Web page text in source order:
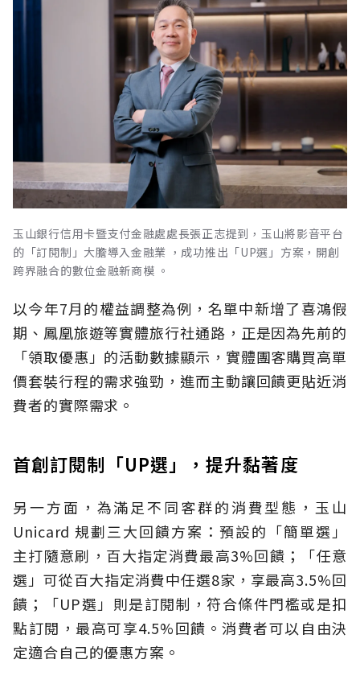
玉山銀行信用卡暨支付金融處處長張正志提到，玉山將影音平台
的「訂閱制」大膽導入金融業 ，成功推出「UP選」方案，開創
跨界融合的數位金融新商模 。
以今年7月的權益調整為例，名單中新增了喜鴻假
期、鳳凰旅遊等實體旅行社通路，正是因為先前的
「領取優惠」的活動數據顯示，實體團客購買高單
價套裝行程的需求強勁，進而主動讓回饋更貼近消
費者的實際需求。
首創訂閱制「UP選」，提升黏著度
另一方面，為滿足不同客群的消費型態，玉山
Unicard 規劃三大回饋方案：預設的「簡單選」
主打隨意刷，百大指定消費最高3%回饋；「任意
選」可從百大指定消費中任選8家，享最高3.5%回
饋；「UP選」則是訂閱制，符合條件門檻或是扣
點訂閱，最高可享4.5%回饋。消費者可以自由決
定適合自己的優惠方案。